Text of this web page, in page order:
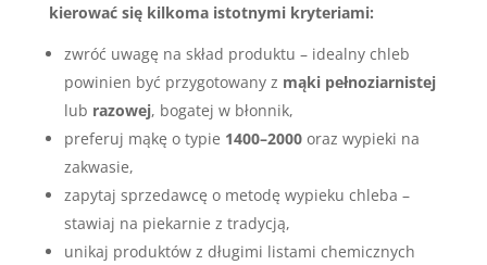
kierować się kilkoma istotnymi kryteriami:
zwróć uwagę na skład produktu – idealny chleb
powinien być przygotowany z mąki pełnoziarnistej
lub razowej, bogatej w błonnik,
preferuj mąkę o typie 1400–2000oraz wypieki na
zakwasie,
zapytaj sprzedawcę o metodę wypieku chleba –
stawiaj na piekarnie z tradycją,
unikaj produktów z długimi listami chemicznych